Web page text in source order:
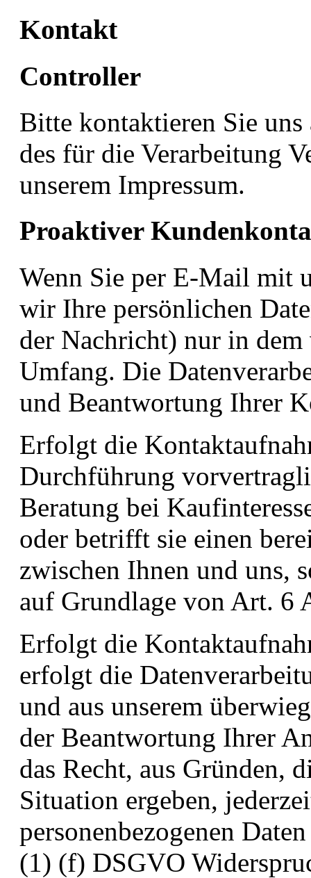
Kontakt
Controller
Bitte kontaktieren Sie
des für die Verarbeitung
unserem Impressum.
Proaktiver
Wenn Sie per E-Mail mit
wir Ihre persönlichen
der Nachricht) nur in dem
Umfang. Die
und Beantwortung Ihrer
Erfolgt die
Durchführung
Beratung bei
oder betrifft sie einen
zwischen Ihnen und uns,
auf Grundlage von Art. 6
Erfolgt die
erfolgt die
und aus unserem
der Beantwortung Ihrer
das Recht, aus Gründen,
Situation ergeben,
personenbezogenen
(1) (f) DSGVO